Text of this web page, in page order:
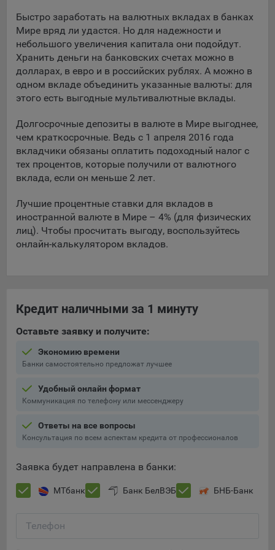
пользователей с сайтом.
9.3. Файлы cookie предпочтений, например, для настройки
контента. Данные файлы cookie собирают информацию о
выборе пользователя на сайте и его предпочтениях и
позволяют Обществу «запомнить» информацию о
выбранном пользователем городе и других местных
настраивать сайт.
9.4. Аналитические файлы cookie, например
Яндекс.Метрика, Google Analytics. Данные файлы cookie
собирают информацию о том, как пользователь
использовал сайты, и позволяют Обществу вносить в них
Аналитические файлы cookie показывают, какие страницы
сайта Общества посещаются чаще всего, помогают
выявлять трудности, возникающие при использовании
анализа трафика на сайтах.
9.5. Файлы cookie, применяемые для определения целевой
Google Analytics.
Необходимые для функционирования веб-аналитических
(статистические), установлены на сервере Общества и не
передаются третьим лицам, часть из которых хранятся во
Остальные - не более года.
Отключение аналитических файлов cookie не позволяет
наиболее и наименее популярные страницы и принимать
меры по совершенствованию работы сайта исходя из
Быстро заработать на валютных вкладах в банках
Мире вряд ли удастся. Но для надежности и
небольшого увеличения капитала они подойдут.
Хранить деньги на банковских счетах можно в
долларах, в евро и в российских рублях. А можно в
одном вкладе объединить указанные валюты: для
этого есть выгодные мультивалютные вклады.
Долгосрочные депозиты в валюте в Мире выгоднее,
чем краткосрочные. Ведь с 1 апреля 2016 года
вкладчики обязаны оплатить подоходный налог с
тех процентов, которые получили от валютного
вклада, если он меньше 2 лет.
Лучшие процентные ставки для вкладов в
иностранной валюте в Мире – 4% (для физических
лиц). Чтобы просчитать выгоду, воспользуйтесь
онлайн-калькулятором вкладов.
Кредит наличными за 1 минуту
Оставьте заявку и получите:
Экономию времени
Банки самостоятельно предложат лучшее
Удобный онлайн формат
Коммуникация по телефону или мессенджеру
Ответы на все вопросы
Консультация по всем аспектам кредита от профессионалов
Заявка будет направлена в банки:
МТбанк Банк БелВЭБ БНБ-Банк
Телефон